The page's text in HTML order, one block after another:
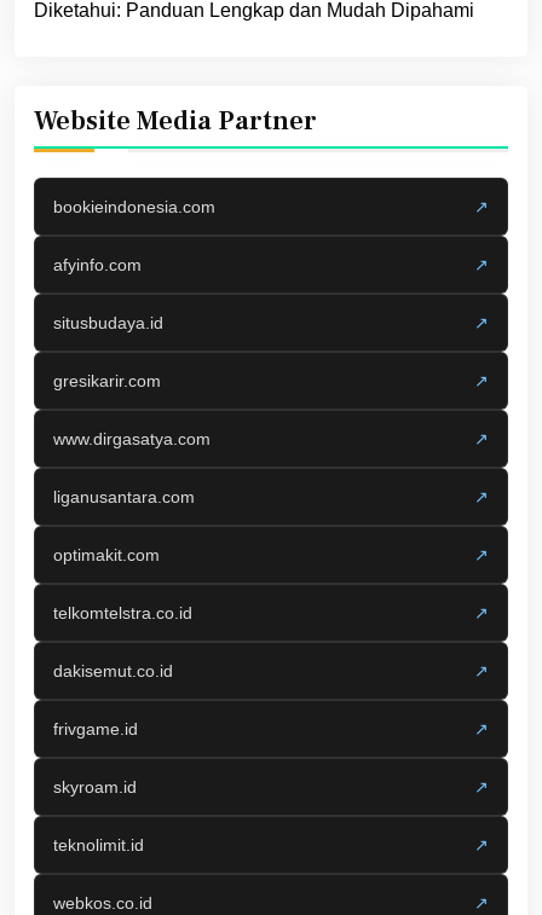
Diketahui: Panduan Lengkap dan Mudah Dipahami
Website Media Partner
bookieindonesia.com ↗
afyinfo.com ↗
situsbudaya.id ↗
gresikarir.com ↗
www.dirgasatya.com ↗
liganusantara.com ↗
optimakit.com ↗
telkomtelstra.co.id ↗
dakisemut.co.id ↗
frivgame.id ↗
skyroam.id ↗
teknolimit.id ↗
webkos.co.id ↗